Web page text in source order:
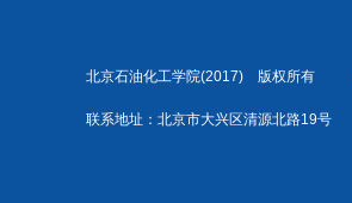
北京石油化工学院(2017) 版权所有
联系地址：北京市大兴区清源北路19号